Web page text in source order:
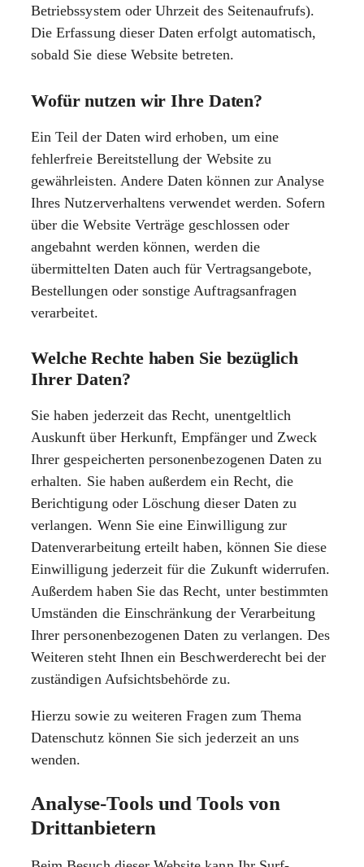
Betriebssystem oder Uhrzeit des Seitenaufrufs).
Die Erfassung dieser Daten erfolgt automatisch,
sobald Sie diese Website betreten.
Wofür nutzen wir Ihre Daten?
Ein Teil der Daten wird erhoben, um eine
fehlerfreie Bereitstellung der Website zu
gewährleisten. Andere Daten können zur Analyse
Ihres Nutzerverhaltens verwendet werden. Sofern
über die Website Verträge geschlossen oder
angebahnt werden können, werden die
übermittelten Daten auch für Vertragsangebote,
Bestellungen oder sonstige Auftragsanfragen
verarbeitet.
Welche Rechte haben Sie bezüglich
Ihrer Daten?
Sie haben jederzeit das Recht, unentgeltlich
Auskunft über Herkunft, Empfänger und Zweck
Ihrer gespeicherten personenbezogenen Daten zu
erhalten. Sie haben außerdem ein Recht, die
Berichtigung oder Löschung dieser Daten zu
verlangen. Wenn Sie eine Einwilligung zur
Datenverarbeitung erteilt haben, können Sie diese
Einwilligung jederzeit für die Zukunft widerrufen.
Außerdem haben Sie das Recht, unter bestimmten
Umständen die Einschränkung der Verarbeitung
Ihrer personenbezogenen Daten zu verlangen. Des
Weiteren steht Ihnen ein Beschwerderecht bei der
zuständigen Aufsichtsbehörde zu.
Hierzu sowie zu weiteren Fragen zum Thema
Datenschutz können Sie sich jederzeit an uns
wenden.
Analyse-Tools und Tools von
Dritt­anbietern